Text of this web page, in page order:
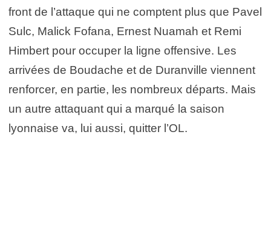
front de l’attaque qui ne comptent plus que Pavel
Sulc, Malick Fofana, Ernest Nuamah et Remi
Himbert pour occuper la ligne offensive. Les
arrivées de Boudache et de Duranville viennent
renforcer, en partie, les nombreux départs. Mais
un autre attaquant qui a marqué la saison
lyonnaise va, lui aussi, quitter l’OL.